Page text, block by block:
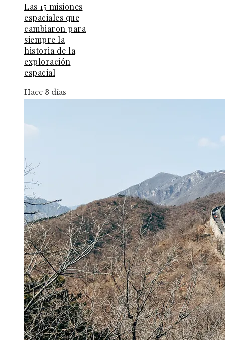
Las 15 misiones
espaciales que
cambiaron para
siempre la
historia de la
exploración
espacial
Hace 3 días